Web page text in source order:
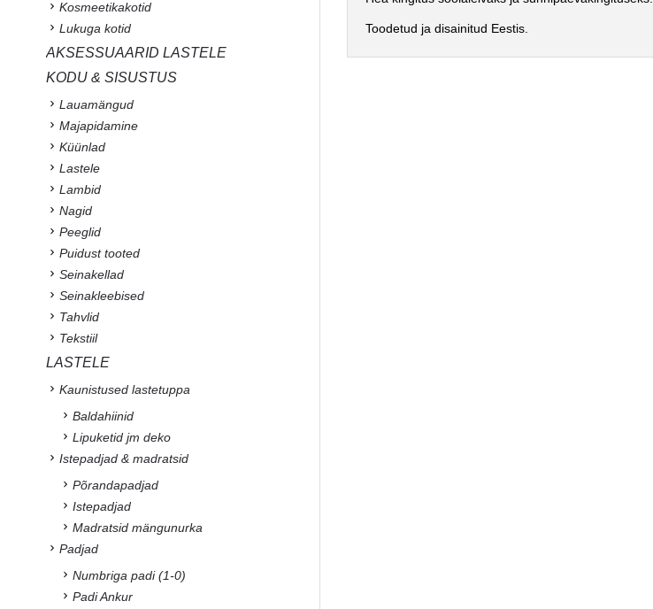
Toodetud ja disainitud Eestis.
Kosmeetikakotid
Lukuga kotid
AKSESSUAARID LASTELE
KODU & SISUSTUS
Lauamängud
Majapidamine
Küünlad
Lastele
Lambid
Nagid
Peeglid
Puidust tooted
Seinakellad
Seinakleebised
Tahvlid
Tekstiil
LASTELE
Kaunistused lastetuppa
Baldahiinid
Lipuketid jm deko
Istepadjad & madratsid
Põrandapadjad
Istepadjad
Madratsid mängunurka
Padjad
Numbriga padi (1-0)
Padi Ankur